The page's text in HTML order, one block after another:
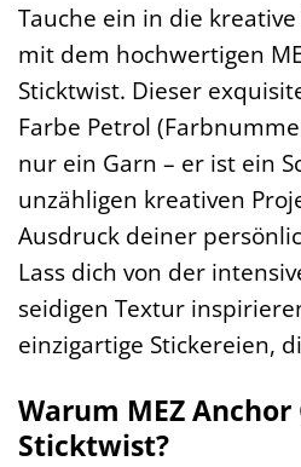
Tauche ein in die
mit dem hochwertigen
Sticktwist. Dieser
Farbe Petrol
nur ein Garn – er ist ein
unzähligen kreativen
Ausdruck deiner
Lass dich von der
seidigen Textur
einzigartige Stickereien,
Warum MEZ Anchor
Sticktwist?